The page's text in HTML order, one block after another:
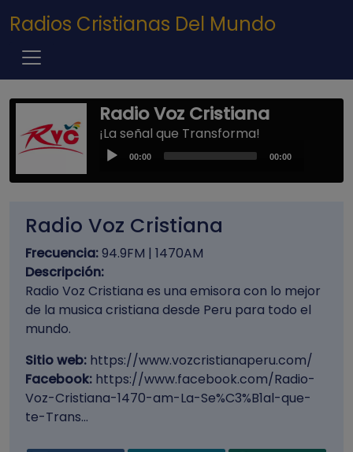
Pasar al contenido principal
Radios Cristianas Del Mundo
Radio Voz Cristiana
¡La señal que Transforma!
Audio00:00 00:00
Radio Voz Cristiana
Frecuencia:94.9FM | 1470AM
Descripción:
Radio Voz Cristiana es una emisora con lo mejor
de la musica cristiana desde Peru para todo el
mundo.
Sitio web: https://www.vozcristianaperu.com/
Facebook: https://www.facebook.com/Radio-
Voz-Cristiana-1470-am-La-Se%C3%B1al-que-
te-Trans…